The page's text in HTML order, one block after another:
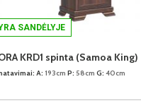
SANDĖLYJE
KRD1 spinta (Samoa King)
A: 193cm P: 58cm G: 40cm